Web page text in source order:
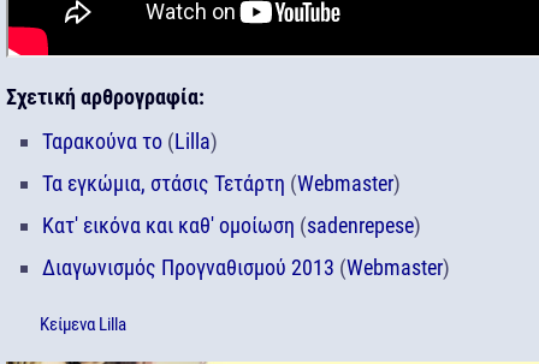
Σχετική αρθρογραφία:
Ταρακούνα το (Lilla)
Τα εγκώμια, στάσις Τετάρτη (Webmaster)
Κατ' εικόνα και καθ' ομοίωση (sadenrepese)
Διαγωνισμός Προγναθισμού 2013 (Webmaster)
Κείμενα Lilla